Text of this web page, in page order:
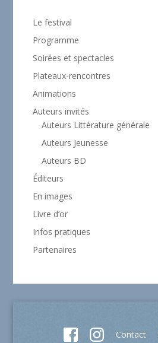
Le festival
Programme
Soirées et spectacles
Plateaux-rencontres
Animations
Auteurs invités
Auteurs Littérature générale
Auteurs Jeunesse
Auteurs BD
Éditeurs
En images
Livre d’or
Infos pratiques
Partenaires
Contact